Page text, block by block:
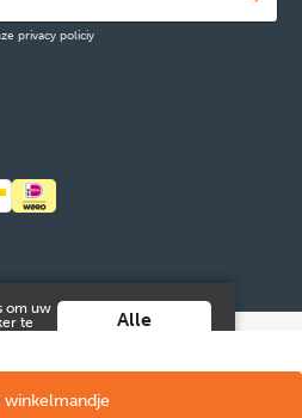
winkelmandje
privacy policiy
0551.965.335
Tilroy.
Cookies
om uw
te
ga
.
Alle
aanvaarden